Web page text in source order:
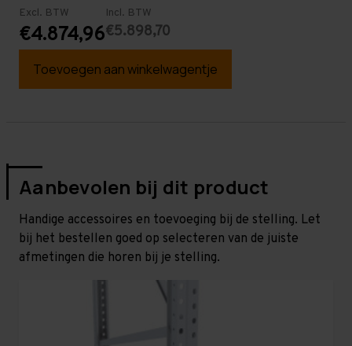
Excl. BTW
€4.874,96
Incl. BTW
€5.898,70
Toevoegen aan winkelwagentje
Aanbevolen bij dit product
Handige accessoires en toevoeging bij de stelling. Let
bij het bestellen goed op selecteren van de juiste
afmetingen die horen bij je stelling.